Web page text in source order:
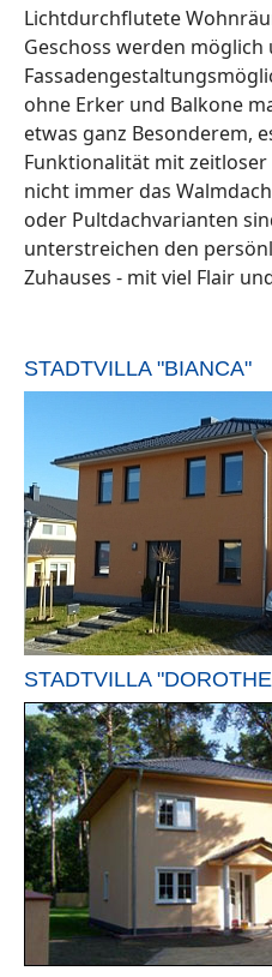
Lichtdurchflutete
Geschoss werden möglich
ohne Erker und Balkone
etwas ganz Besonderem,
Funktionalität mit zeitloser
nicht immer das
oder Pultdachvarianten
unterstreichen den
Zuhauses - mit viel Flair
STADTVILLA "BIANCA"
STADTVILLA